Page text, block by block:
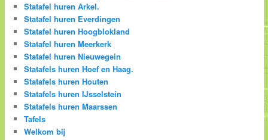
Statafel huren Arkel.
Statafel huren Everdingen
Statafel huren Hoogblokland
Statafel huren Meerkerk
Statafel huren Nieuwegein
Statafels huren Hoef en Haag.
Statafels huren Houten
Statafels huren IJsselstein
Statafels huren Maarssen
Tafels
Welkom bij